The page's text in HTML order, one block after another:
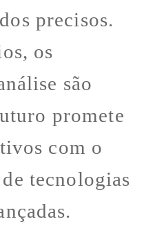
precisos.
os
são
promete
com o
tecnologias